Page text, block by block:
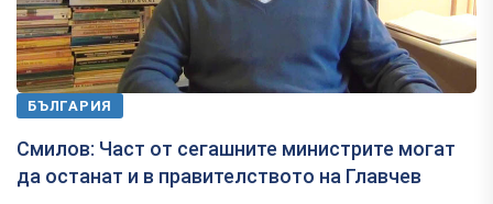
БЪЛГАРИЯ
Смилов: Част от сегашните министрите могат
да останат и в правителството на Главчев